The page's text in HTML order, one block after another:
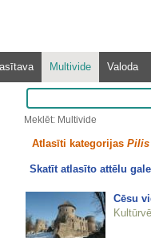
Multivide Valoda
Meklēt: Multivide
Atlasīti kategorijas Pilis
Skatīt atlasīto attēlu
Cēsu